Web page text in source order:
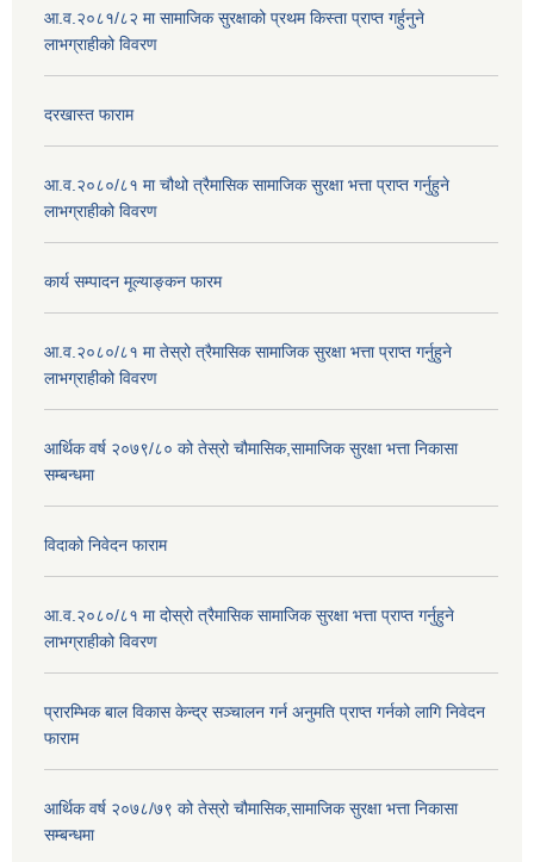
आ.व.२०८१/८२ मा सामाजिक सुरक्षाको प्रथम किस्ता प्राप्त गर्हुनुने
लाभग्राहीको विवरण
दरखास्त फाराम
आ.व.२०८०/८१ मा चौथो त्रैमासिक सामाजिक सुरक्षा भत्ता प्राप्त गर्नुहुने
लाभग्राहीको विवरण
कार्य सम्पादन मूल्याङ्कन फारम
आ.व.२०८०/८१ मा तेस्रो त्रैमासिक सामाजिक सुरक्षा भत्ता प्राप्त गर्नुहुने
लाभग्राहीको विवरण
आर्थिक वर्ष २०७९/८० को तेस्रो चौमासिक,सामाजिक सुरक्षा भत्ता निकासा
सम्बन्धमा
विदाको निवेदन फाराम
आ.व.२०८०/८१ मा दोस्रो त्रैमासिक सामाजिक सुरक्षा भत्ता प्राप्त गर्नुहुने
लाभग्राहीको विवरण
प्रारम्भिक बाल विकास केन्द्र सञ्चालन गर्न अनुमति प्राप्त गर्नको लागि निवेदन
फाराम
आर्थिक वर्ष २०७८/७९ को तेस्रो चौमासिक,सामाजिक सुरक्षा भत्ता निकासा
सम्बन्धमा